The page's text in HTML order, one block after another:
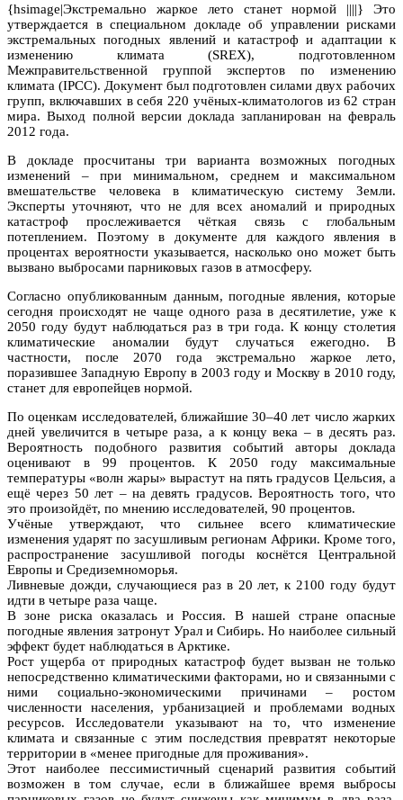
{hsimage|Экстремально жаркое лето станет нормой ||||} Это
утверждается в специальном докладе об управлении рисками
экстремальных погодных явлений и катастроф и адаптации к
изменению климата (SREX), подготовленном
Межправительственной группой экспертов по изменению
климата (IPCC). Документ был подготовлен силами двух рабочих
групп, включавших в себя 220 учёных-климатологов из 62 стран
мира. Выход полной версии доклада запланирован на февраль
2012 года.
В докладе просчитаны три варианта возможных погодных
изменений – при минимальном, среднем и максимальном
вмешательстве человека в климатическую систему Земли.
Эксперты уточняют, что не для всех аномалий и природных
катастроф прослеживается чёткая связь с глобальным
потеплением. Поэтому в документе для каждого явления в
процентах вероятности указывается, насколько оно может быть
вызвано выбросами парниковых газов в атмосферу.
Согласно опубликованным данным, погодные явления, которые
сегодня происходят не чаще одного раза в десятилетие, уже к
2050 году будут наблюдаться раз в три года. К концу столетия
климатические аномалии будут случаться ежегодно. В
частности, после 2070 года экстремально жаркое лето,
поразившее Западную Европу в 2003 году и Москву в 2010 году,
станет для европейцев нормой.
По оценкам исследователей, ближайшие 30–40 лет число жарких
дней увеличится в четыре раза, а к концу века – в десять раз.
Вероятность подобного развития событий авторы доклада
оценивают в 99 процентов. К 2050 году максимальные
температуры «волн жары» вырастут на пять градусов Цельсия, а
ещё через 50 лет – на девять градусов. Вероятность того, что
это произойдёт, по мнению исследователей, 90 процентов.
Учёные утверждают, что сильнее всего климатические
изменения ударят по засушливым регионам Африки. Кроме того,
распространение засушливой погоды коснётся Центральной
Европы и Средиземноморья.
Ливневые дожди, случающиеся раз в 20 лет, к 2100 году будут
идти в четыре раза чаще.
В зоне риска оказалась и Россия. В нашей стране опасные
погодные явления затронут Урал и Сибирь. Но наиболее сильный
эффект будет наблюдаться в Арктике.
Рост ущерба от природных катастроф будет вызван не только
непосредственно климатическими факторами, но и связанными с
ними социально-экономическими причинами – ростом
численности населения, урбанизацией и проблемами водных
ресурсов. Исследователи указывают на то, что изменение
климата и связанные с этим последствия превратят некоторые
территории в «менее пригодные для проживания».
Этот наиболее пессимистичный сценарий развития событий
возможен в том случае, если в ближайшее время выбросы